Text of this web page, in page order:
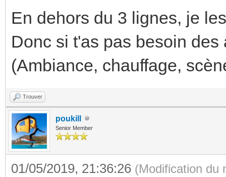
En dehors du 3 lignes, je
Donc si t'as pas besoin
(Ambiance, chauffage,
Trouver
poukill
Senior Member
01/05/2019, 21:36:26 (Modification du